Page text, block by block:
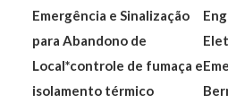
Emergência e Sinalização
para Abandono de
Local*controle de fumaça e
isolamento térmico